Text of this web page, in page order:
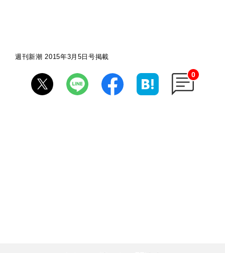
週刊新潮 2015年3月5日号掲載
0